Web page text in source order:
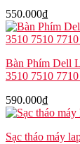
550.000₫
Bàn Phím Dell
3510 7510
590.000₫
Sạc tháo máy